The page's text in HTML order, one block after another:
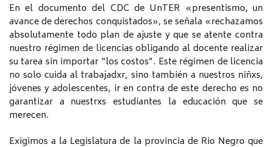
En el documento del CDC de UnTER «presentismo, un
avance de derechos conquistados», se señala «rechazamos
absolutamente todo plan de ajuste y que se atente contra
nuestro régimen de licencias obligando al docente realizar
su tarea sin importar “los costos”. Este régimen de licencia
no solo cuida al trabajadxr, sino también a nuestros niñxs,
jóvenes y adolescentes, ir en contra de este derecho es no
garantizar a nuestrxs estudiantes la educación que se
merecen.
Exigimos a la Legislatura de la provincia de Rio Negro que